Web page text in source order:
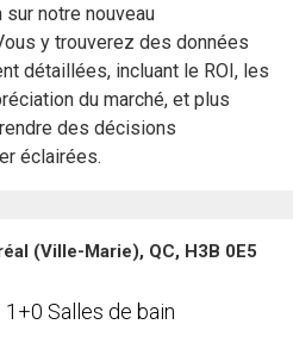
notre nouveau
y trouverez des données
détaillées, incluant le ROI, les
du marché, et plus
des décisions
éclairées.
(Ville-Marie), QC, H3B 0E5
1+0 Salles de bain